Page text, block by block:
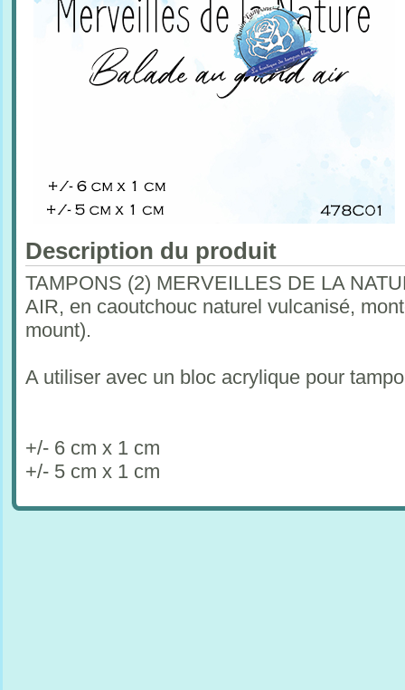
Description du produit
TAMPONS (2) MERVEILLES DE LA
AIR, en caoutchouc naturel vulcanisé,
mount).
A utiliser avec un bloc acrylique pour
+/- 6 cm x 1 cm
+/- 5 cm x 1 cm